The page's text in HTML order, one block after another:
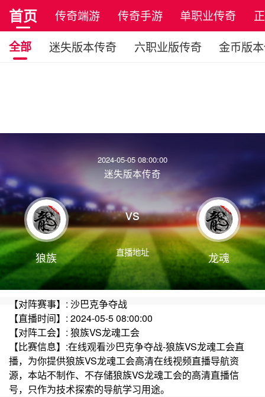
首页 传奇端游 传奇手游 单职业传奇
全部
迷失版本传奇 六职业版传奇 金币版
2024-05-05 08:00:00
迷失版本传奇
狼族
vs
直播地址 龙魂
【对阵赛事】: 沙巴克争夺战
【直播时间】: 2024-05-5 08:00:00
【对阵工会】: 狼族VS龙魂工会
【比赛信息】:在线观看沙巴克争夺战-狼族VS龙魂工会直
播，为你提供狼族VS龙魂工会高清在线视频直播导航资
源，本站不制作、不存储狼族VS龙魂工会的高清直播信
号，只作为技术探索的导航学习用途。